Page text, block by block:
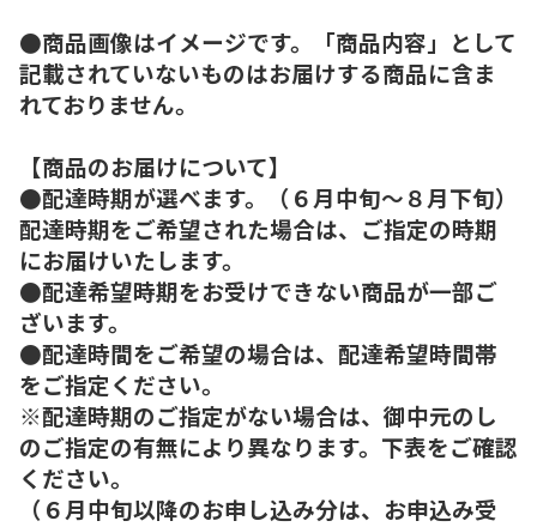
●商品画像はイメージです。「商品内容」として
記載されていないものはお届けする商品に含ま
れておりません。
【商品のお届けについて】
●配達時期が選べます。（６月中旬～８月下旬）
配達時期をご希望された場合は、ご指定の時期
にお届けいたします。
●配達希望時期をお受けできない商品が一部ご
ざいます。
●配達時間をご希望の場合は、配達希望時間帯
をご指定ください。
※配達時期のご指定がない場合は、御中元のし
のご指定の有無により異なります。下表をご確認
ください。
（６月中旬以降のお申し込み分は、お申込み受